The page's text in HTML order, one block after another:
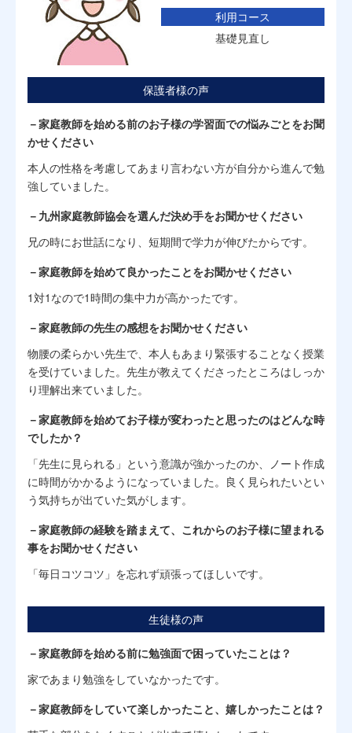
利用コース
基礎見直し
保護者様の声
－家庭教師を始める前のお子様の学習面での悩みごとをお聞
かせください
本人の性格を考慮してあまり言わない方が自分から進んで勉
強していました。
－九州家庭教師協会を選んだ決め手をお聞かせください
兄の時にお世話になり、短期間で学力が伸びたからです。
－家庭教師を始めて良かったことをお聞かせください
1対1なので1時間の集中力が高かったです。
－家庭教師の先生の感想をお聞かせください
物腰の柔らかい先生で、本人もあまり緊張することなく授業
を受けていました。先生が教えてくださったところはしっか
り理解出来ていました。
－家庭教師を始めてお子様が変わったと思ったのはどんな時
でしたか？
「先生に見られる」という意識が強かったのか、ノート作成
に時間がかかるようになっていました。良く見られたいとい
う気持ちが出ていた気がします。
－家庭教師の経験を踏まえて、これからのお子様に望まれる
事をお聞かせください
「毎日コツコツ」を忘れず頑張ってほしいです。
生徒様の声
－家庭教師を始める前に勉強面で困っていたことは？
家であまり勉強をしていなかったです。
－家庭教師をしていて楽しかったこと、嬉しかったことは？